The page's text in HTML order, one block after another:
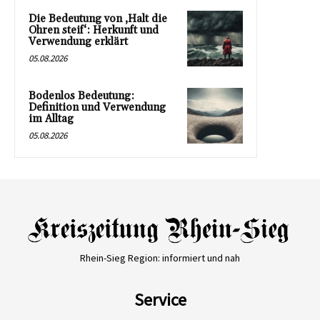
Die Bedeutung von ‚Halt die
Ohren steif‘: Herkunft und
Verwendung erklärt
05.08.2026
Bodenlos Bedeutung:
Definition und Verwendung
im Alltag
05.08.2026
Rhein-Sieg Region: informiert und nah
Service